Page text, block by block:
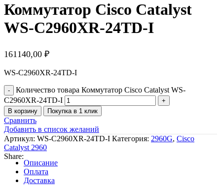
Коммутатор Cisco Catalyst
WS-C2960XR-24TD-I
161140,00 ₽
WS-C2960XR-24TD-I
Количество товара Коммутатор Cisco Catalyst WS-
C2960XR-24TD-I
В корзину Покупка в 1 клик
Сравнить
Добавить в список желаний
Артикул: WS-C2960XR-24TD-I Категория: 2960G, Cisco
Catalyst 2960
Share:
Описание
Оплата
Доставка